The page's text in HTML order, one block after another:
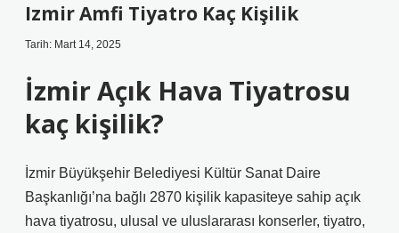
Izmir Amfi Tiyatro Kaç Kişilik
Tarih: Mart 14, 2025
İzmir Açık Hava Tiyatrosu
kaç kişilik?
İzmir Büyükşehir Belediyesi Kültür Sanat Daire
Başkanlığı’na bağlı 2870 kişilik kapasiteye sahip açık
hava tiyatrosu, ulusal ve uluslararası konserler, tiyatro,